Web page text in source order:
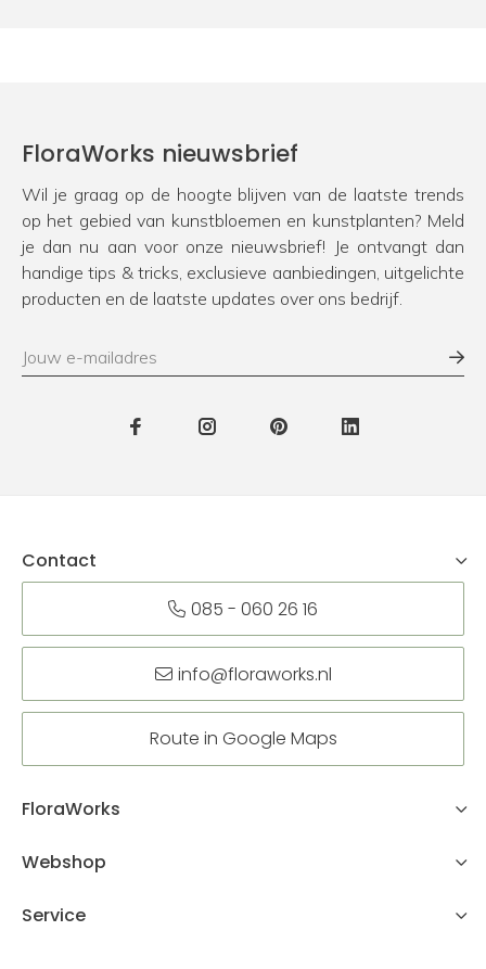
FloraWorks nieuwsbrief
Wil je graag op de hoogte blijven van de laatste trends
op het gebied van kunstbloemen en kunstplanten? Meld
je dan nu aan voor onze nieuwsbrief! Je ontvangt dan
handige tips & tricks, exclusieve aanbiedingen, uitgelichte
producten en de laatste updates over ons bedrijf.
Contact
085 - 060 26 16
info@floraworks.nl
Route in Google Maps
FloraWorks
Webshop
Service